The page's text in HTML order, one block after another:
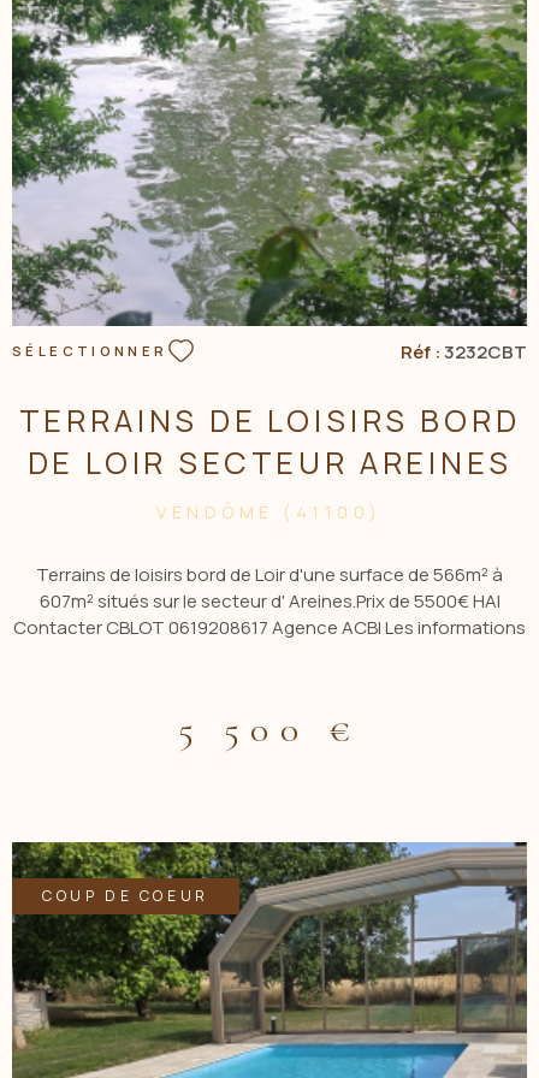
VOIR LE BIEN
SÉLECTIONNER Réf :3232CBT
TERRAINS DE LOISIRS BORD
DE LOIR SECTEUR AREINES
VENDÔME (41100)
Terrains de loisirs bord de Loir d'une surface de 566m² à
607m² situés sur le secteur d' Areines.Prix de 5500€ HAI
Contacter CBLOT 0619208617 Agence ACBI Les informations
site Géorisques
5 500 €
COUP DE COEUR